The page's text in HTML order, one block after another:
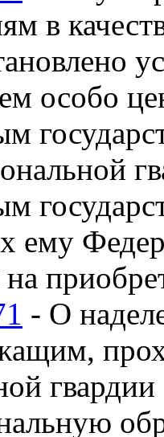
в
особо
ему
- О